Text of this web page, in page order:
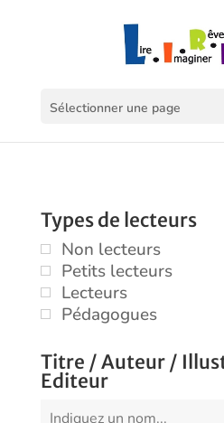
Sélectionner une page
Types de lecteurs
Non lecteurs
Petits lecteurs
Lecteurs
Pédagogues
Titre / Auteur /
Editeur